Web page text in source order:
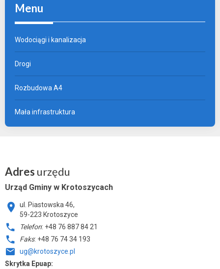
Menu
Wodociągi i kanalizacja
Drogi
Rozbudowa A4
Mała infrastruktura
Adres urzędu
Urząd Gminy w Krotoszycach
ul. Piastowska 46,
59-223 Krotoszyce
Telefon: +48 76 887 84 21
Faks: +48 76 74 34 193
ug@krotoszyce.pl
Skrytka Epuap: